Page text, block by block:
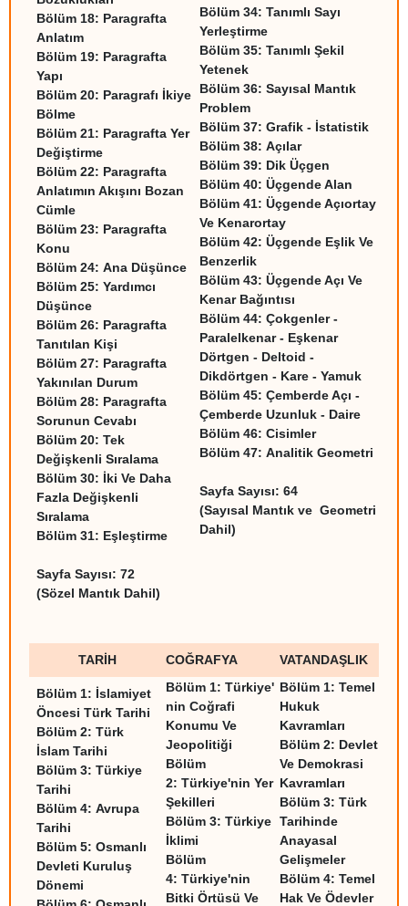
Bölüm 18: Paragrafta
Anlatım
Bölüm 19: Paragrafta
Yapı
Bölüm 20: Paragrafı İkiye
Bölme
Bölüm 21: Paragrafta Yer
Değiştirme
Bölüm 22: Paragrafta
Anlatımın Akışını Bozan
Cümle
Bölüm 23: Paragrafta
Konu
Bölüm 24: Ana Düşünce
Bölüm 25: Yardımcı
Düşünce
Bölüm 26: Paragrafta
Tanıtılan Kişi
Bölüm 27: Paragrafta
Yakınılan Durum
Bölüm 28: Paragrafta
Sorunun Cevabı
Bölüm 20: Tek
Değişkenli Sıralama
Bölüm 30: İki Ve Daha
Fazla Değişkenli
Sıralama
Bölüm 31: Eşleştirme
Sayfa Sayısı: 72
(Sözel Mantık Dahil)
Bölüm 34: Tanımlı Sayı
Yerleştirme
Bölüm 35: Tanımlı Şekil
Yetenek
Bölüm 36: Sayısal Mantık
Problem
Bölüm 37: Grafik - İstatistik
Bölüm 38: Açılar
Bölüm 39: Dik Üçgen
Bölüm 40: Üçgende Alan
Bölüm 41: Üçgende Açıortay
Ve Kenarortay
Bölüm 42: Üçgende Eşlik Ve
Benzerlik
Bölüm 43: Üçgende Açı Ve
Kenar Bağıntısı
Bölüm 44: Çokgenler -
Paralelkenar - Eşkenar
Dörtgen - Deltoid -
Dikdörtgen - Kare - Yamuk
Bölüm 45: Çemberde Açı -
Çemberde Uzunluk - Daire
Bölüm 46: Cisimler
Bölüm 47: Analitik Geometri
Sayfa Sayısı: 64
(Sayısal Mantık ve Geometri
Dahil)
TARİH COĞRAFYA VATANDAŞLIK
Bölüm 1: İslamiyet
Öncesi Türk Tarihi
Bölüm 2: Türk
İslam Tarihi
Bölüm 3: Türkiye
Tarihi
Bölüm 4: Avrupa
Tarihi
Bölüm 5: Osmanlı
Devleti Kuruluş
Dönemi
Bölüm 1: Türkiye'
nin Coğrafi
Konumu Ve
Jeopolitiği
Bölüm
2: Türkiye'nin Yer
Şekilleri
Bölüm 3: Türkiye
İklimi
Bölüm
4: Türkiye'nin
Bitki Örtüsü Ve
Bölüm 1: Temel
Hukuk
Kavramları
Bölüm 2: Devlet
Ve Demokrasi
Kavramları
Bölüm 3: Türk
Tarihinde
Anayasal
Gelişmeler
Bölüm 4: Temel
Hak Ve Ödevler